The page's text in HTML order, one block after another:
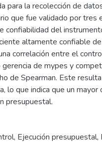
para la recolección de
que fue validado por tres
confiabilidad del
altamente confiable
correlación entre el
de mypes y
de Spearman. Este
lo que indica que un mayor
presupuestal.
, Ejecución presupuestal,